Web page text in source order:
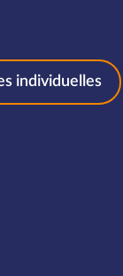
individuelles